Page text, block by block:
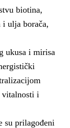
biotina,
ulja borača,
ukusa i mirisa
vitalnosti i
su prilagođeni